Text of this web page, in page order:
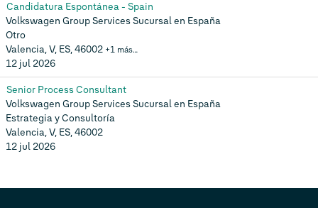
Candidatura Espontánea - Spain
Volkswagen Group Services Sucursal en España
Otro
Valencia, V, ES, 46002 +1 más…
12 jul 2026
Senior Process Consultant
Volkswagen Group Services Sucursal en España
Estrategia y Consultoría
Valencia, V, ES, 46002
12 jul 2026